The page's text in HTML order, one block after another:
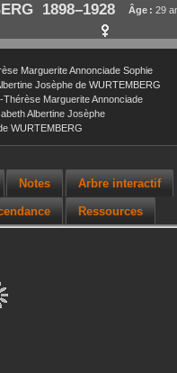
Âge : 29
1898–1928
Marguerite Annonciade Sophie
Josèphe de WURTEMBERG
Thérèse Marguerite Annonciade
Albertine Josèphe
WURTEMBERG
Notes Arbre interactif
Ressources